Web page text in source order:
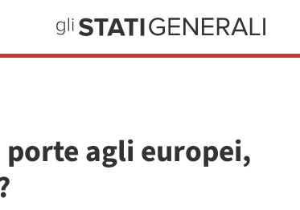
agli europei,